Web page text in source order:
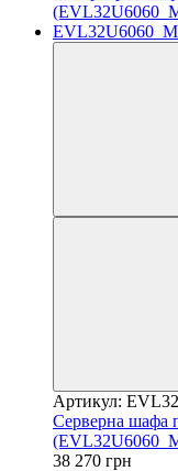
Артикул:
Серверна шафа
38 270 грн